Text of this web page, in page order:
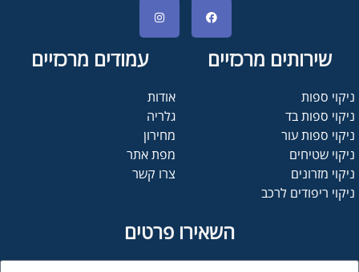
שירותים מרכזיים
ניקוי ספות
ניקוי ספות בד
ניקוי ספות עור
ניקוי שטיחים
ניקוי מזרונים
ניקוי ריפודים לרכב
עמודים מרכזיים
אודות
גלריה
מחירון
מפת אתר
צרו קשר
השאירו פרטים